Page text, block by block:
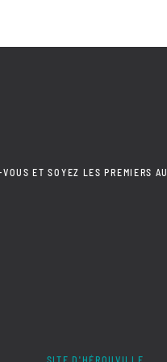
ET SOYEZ LES PREMIERS AU
SITE D'HÉROUVILLE